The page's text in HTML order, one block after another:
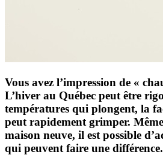
Vous avez l’impression de «
L’hiver au Québec peut être
températures qui plongent, la
peut rapidement grimper.
maison neuve, il est possible
qui peuvent faire une différence.